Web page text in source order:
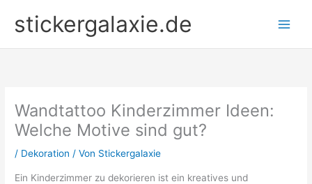
Inhaltstickergalaxie.de
Wandtattoo Kinderzimmer Ideen:
Welche Motive sind gut?
/ Dekoration / Von Stickergalaxie
Ein Kinderzimmer zu dekorieren ist ein kreatives und